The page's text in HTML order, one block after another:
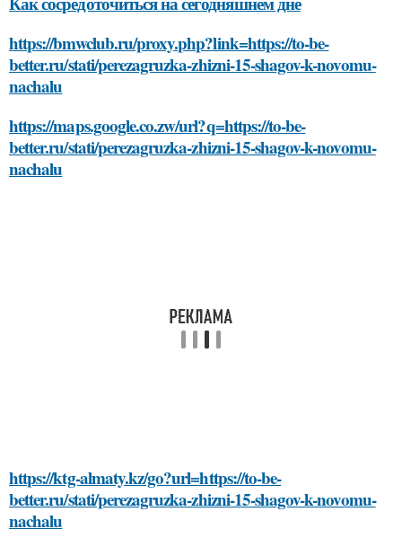
https://bmwclub.ru/proxy.php?link=https://to-be-
better.ru/stati/perezagruzka-zhizni-15-shagov-k-novomu-
nachalu
https://maps.google.co.zw/url?q=https://to-be-
better.ru/stati/perezagruzka-zhizni-15-shagov-k-novomu-
nachalu
https://ktg-almaty.kz/go?url=https://to-be-
better.ru/stati/perezagruzka-zhizni-15-shagov-k-novomu-
nachalu